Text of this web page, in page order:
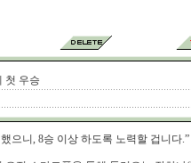
첫 우승
으니, 8승 이상 하도록 노력할 겁니다.”